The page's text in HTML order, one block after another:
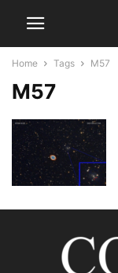
Home Tags M57
M57